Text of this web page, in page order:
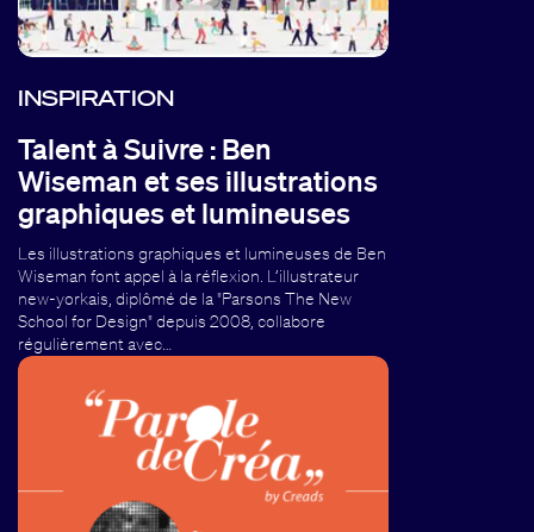
INSPIRATION
Talent à Suivre : Ben
Wiseman et ses illustrations
graphiques et lumineuses
Les illustrations graphiques et lumineuses de Ben
Wiseman font appel à la réflexion. L’illustrateur
new-yorkais, diplômé de la "Parsons The New
School for Design" depuis 2008, collabore
régulièrement avec…